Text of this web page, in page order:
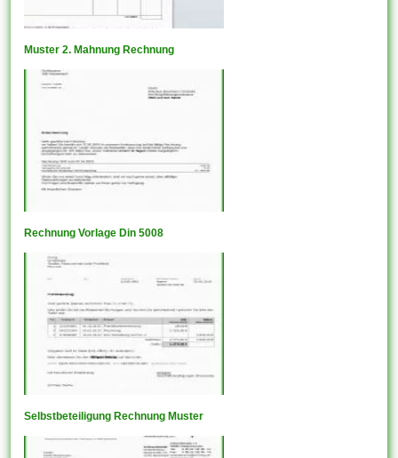
Muster 2. Mahnung Rechnung
Rechnung Vorlage Din 5008
Selbstbeteiligung Rechnung Muster